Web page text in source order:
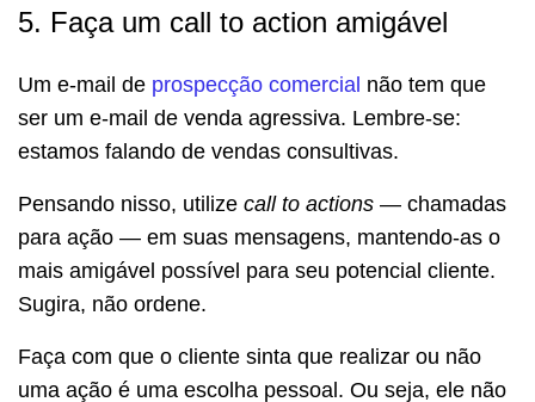
5. Faça um call to action amigável
Um e-mail de prospecção comercial não tem que
ser um e-mail de venda agressiva. Lembre-se:
estamos falando de vendas consultivas.
Pensando nisso, utilize call to actions — chamadas
para ação — em suas mensagens, mantendo-as o
mais amigável possível para seu potencial cliente.
Sugira, não ordene.
Faça com que o cliente sinta que realizar ou não
uma ação é uma escolha pessoal. Ou seja, ele não